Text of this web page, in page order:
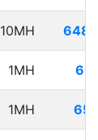
10MH
1MH
1MH